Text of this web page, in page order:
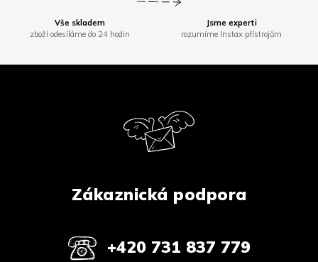
Vše skladem
zboží odesíláme do 24 hodin
Jsme experti
rozumíme Instax přístrojům
Zákaznická podpora
+420 731 837 779